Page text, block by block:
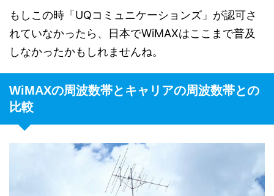
もしこの時「UQコミュニケーションズ」が認可さ
れていなかったら、日本でWiMAXはここまで普及
しなかったかもしれませんね。
WiMAXの周波数帯とキャリアの周波数帯との
比較